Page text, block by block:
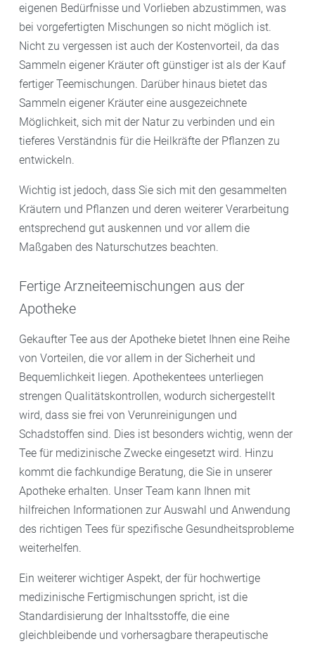
eigenen Bedürfnisse und Vorlieben abzustimmen, was
bei vorgefertigten Mischungen so nicht möglich ist.
Nicht zu vergessen ist auch der Kostenvorteil, da das
Sammeln eigener Kräuter oft günstiger ist als der Kauf
fertiger Teemischungen. Darüber hinaus bietet das
Sammeln eigener Kräuter eine ausgezeichnete
Möglichkeit, sich mit der Natur zu verbinden und ein
tieferes Verständnis für die Heilkräfte der Pflanzen zu
entwickeln.
Wichtig ist jedoch, dass Sie sich mit den gesammelten
Kräutern und Pflanzen und deren weiterer Verarbeitung
entsprechend gut auskennen und vor allem die
Maßgaben des Naturschutzes beachten.
Fertige Arzneiteemischungen aus der
Apotheke
Gekaufter Tee aus der Apotheke bietet Ihnen eine Reihe
von Vorteilen, die vor allem in der Sicherheit und
Bequemlichkeit liegen. Apothekentees unterliegen
strengen Qualitätskontrollen, wodurch sichergestellt
wird, dass sie frei von Verunreinigungen und
Schadstoffen sind. Dies ist besonders wichtig, wenn der
Tee für medizinische Zwecke eingesetzt wird. Hinzu
kommt die fachkundige Beratung, die Sie in unserer
Apotheke erhalten. Unser Team kann Ihnen mit
hilfreichen Informationen zur Auswahl und Anwendung
des richtigen Tees für spezifische Gesundheitsprobleme
weiterhelfen.
Ein weiterer wichtiger Aspekt, der für hochwertige
medizinische Fertigmischungen spricht, ist die
Standardisierung der Inhaltsstoffe, die eine
gleichbleibende und vorhersagbare therapeutische